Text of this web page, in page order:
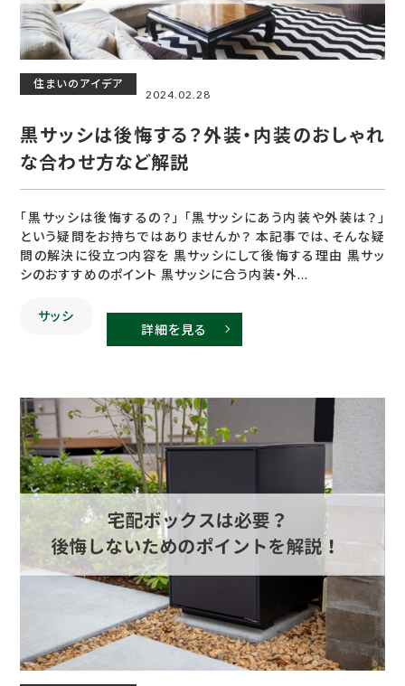
住まいのアイデア
2024.02.28
黒サッシは後悔する？外装・内装のおしゃれ
な合わせ方など解説
「黒サッシは後悔するの？」 「黒サッシにあう内装や外装は？」
という疑問をお持ちではありませんか？ 本記事では、そんな疑
問の解決に役立つ内容を 黒サッシにして後悔する理由 黒サッ
シのおすすめのポイント 黒サッシに合う内装・外...
サッシ
詳細を見る